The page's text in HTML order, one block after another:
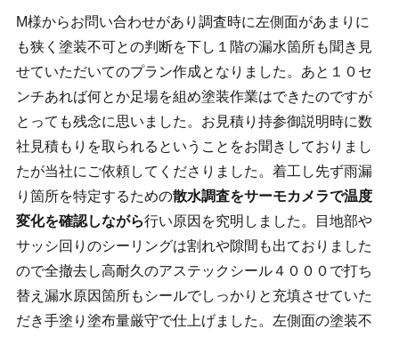
M様からお問い合わせがあり調査時に左側面があまりに
も狭く塗装不可との判断を下し１階の漏水箇所も聞き見
せていただいてのプラン作成となりました。あと１０セ
ンチあれば何とか足場を組め塗装作業はできたのですが
とっても残念に思いました。お見積り持参御説明時に数
社見積もりを取られるということをお聞きしておりまし
たが当社にご依頼してくださりました。着工し先ず雨漏
り箇所を特定するための散水調査をサーモカメラで温度
変化を確認しながら行い原因を究明しました。目地部や
サッシ回りのシーリングは割れや隙間も出ておりました
ので全撤去し高耐久のアステックシール４０００で打ち
替え漏水原因箇所もシールでしっかりと充填させていた
だき手塗り塗布量厳守で仕上げました。左側面の塗装不